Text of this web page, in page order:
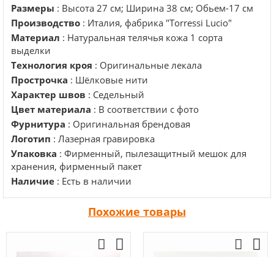
Размеры : Высота 27 см; Ширина 38 см; Обьем-17 см
Производство : Италия, фабрика "Torressi Lucio"
Материал : Натуральная телячья кожа 1 сорта
выделки
Технология кроя : Оригинальные лекала
Прострочка : Шёлковые нити
Характер швов : Седельный
Цвет материала : В соответствии с фото
Фурнитура : Оригинальная брендовая
Логотип : Лазерная гравировка
Упаковка : Фирменный, пылезащитный мешок для
хранения, фирменный пакет
Наличие : Есть в наличии
Похожие товары